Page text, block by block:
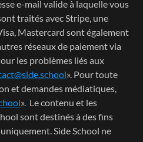
e-mail valide à laquelle vous
traités avec Stripe, une
Mastercard sont également
réseaux de paiement via
les problèmes liés aux
». Pour toute
et demandes médiatiques,
».  Le contenu et les
sont destinés à des fins
Side School ne